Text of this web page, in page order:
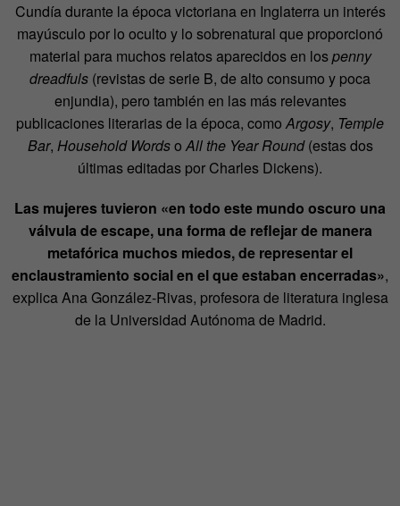
Cundía durante la época victoriana en Inglaterra un interés
mayúsculo por lo oculto y lo sobrenatural que proporcionó
material para muchos relatos aparecidos en lospenny
dreadfuls (revistas de serie B, de alto consumo y poca
enjundia), pero también en las más relevantes
publicaciones literarias de la época, comoArgosy, Temple
Bar, Household WordsoAll the Year Round(estas dos
últimas editadas por Charles Dickens).
Las mujeres tuvieron «en todo este mundo oscuro una
válvula de escape, una forma de reflejar de manera
metafórica muchos miedos, de representar el
enclaustramiento social en el que estaban encerradas»,
explica Ana González-Rivas, profesora de literatura inglesa
de la Universidad Autónoma de Madrid.